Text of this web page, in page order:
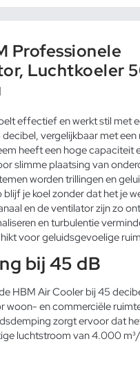
Professionele
Luchtkoeler
effectief en werkt stil met
vergelijkbaar met een
heeft een hoge capaciteit
slimme plaatsing van
worden trillingen en
je koel zonder dat het je
en de ventilator zijn zo
en turbulentie
voor geluidsgevoelige
bij 45 dB
HBM Air Cooler bij 45
woon- en commerciële
zorgt ervoor dat
luchtstroom van 4.000